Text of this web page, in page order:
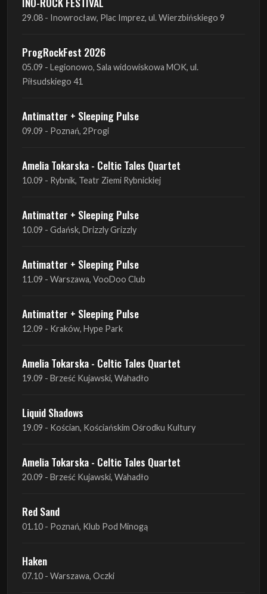
29.08 - Inowrocław, Plac Imprez, ul. Wierzbińskiego 9
ProgRockFest 2026
05.09 - Legionowo, Sala widowiskowa MOK, ul.
Piłsudskiego 41
Antimatter + Sleeping Pulse
09.09 - Poznań, 2Progi
Amelia Tokarska - Celtic Tales Quartet
10.09 - Rybnik, Teatr Ziemi Rybnickiej
Antimatter + Sleeping Pulse
10.09 - Gdańsk, Drizzly Grizzly
Antimatter + Sleeping Pulse
11.09 - Warszawa, VooDoo Club
Antimatter + Sleeping Pulse
12.09 - Kraków, Hype Park
Amelia Tokarska - Celtic Tales Quartet
19.09 - Brześć Kujawski, Wahadło
Liquid Shadows
19.09 - Kościan, Kościańskim Ośrodku Kultury
Amelia Tokarska - Celtic Tales Quartet
20.09 - Brześć Kujawski, Wahadło
Red Sand
01.10 - Poznań, Klub Pod Minogą
Haken
07.10 - Warszawa, Oczki